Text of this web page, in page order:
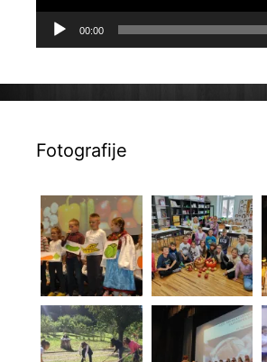
00:00
Fotografije